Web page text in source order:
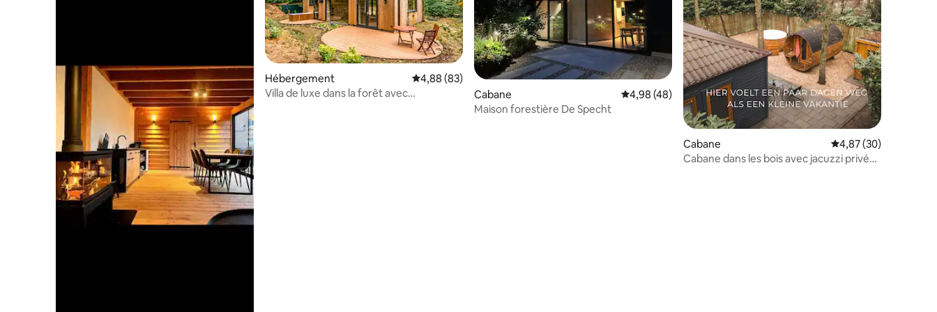
Hébergement Évaluation moyenne sur la base de 83 commentaires : 4,88 sur 5
4,88 (83)
Villa de luxe dans la forêt avec
Cabane Évaluation moyenne sur la base de 48 commentaires : 4,98 sur 5
4,98 (48)
Maison forestière De Specht
Cabane Évaluation moyenne
4,87 (30)
Cabane dans les bois avec jacuzzi privé